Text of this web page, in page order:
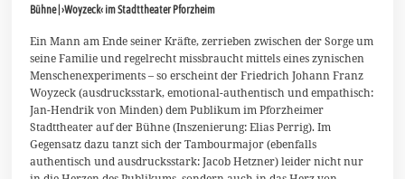
M
r
2
0
2
4
Bühne | ›Woyzeck‹ im Stadttheater Pforzheim
Ein Mann am Ende seiner Kräfte, zerrieben zwischen der Sorge um
seine Familie und regelrecht missbraucht mittels eines zynischen
Menschenexperiments – so erscheint der Friedrich Johann Franz
Woyzeck (ausdrucksstark, emotional-authentisch und empathisch:
Jan-Hendrik von Minden) dem Publikum im Pforzheimer
Stadttheater auf der Bühne (Inszenierung: Elias Perrig). Im
Gegensatz dazu tanzt sich der Tambourmajor (ebenfalls
authentisch und ausdrucksstark: Jacob Hetzner) leider nicht nur